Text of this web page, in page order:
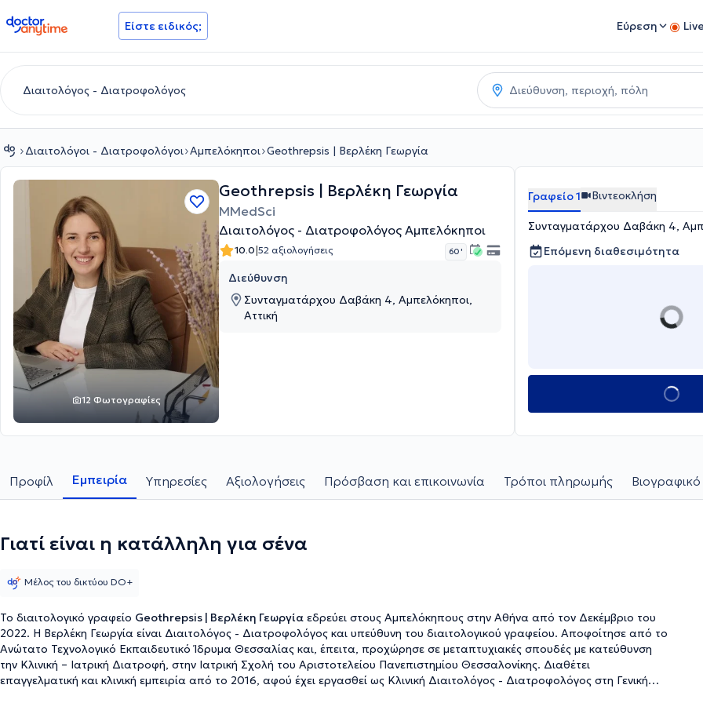
doctoranytime Είστε ειδικός; Εύρεση
Διαιτολόγοι - Διατροφολόγοι Αμπελόκηποι Geothrepsis | Βερλέκη Γεωργία
12 Φωτογραφίες
Geothrepsis | Βερλέκη Γεωργία
MMedSci
Διαιτολόγος - Διατροφολόγος Αμπελόκηποι
10.0|52 αξιολογήσεις 60 '
Διεύθυνση
Συνταγματάρχου Δαβάκη 4, Αμπελόκηποι,
Αττική
Γραφείο 1 Βιντεοκλήση
Συνταγματάρχου Δαβάκη 4,
Επόμενη διαθεσιμότητα
Προφίλ Εμπειρία Υπηρεσίες Αξιολογήσεις Πρόσβαση και επικοινωνία Τρόποι πληρωμής
Γιατί είναι η κατάλληλη για σένα
Το διαιτολογικό γραφείο Geothrepsis | Βερλέκη Γεωργία εδρεύει στους Αμπελόκηπους στην Αθήνα από τον Δεκέμβριο του
2022. Η Βερλέκη Γεωργία είναι Διαιτολόγος - Διατροφολόγος και υπεύθυνη του διαιτολογικού γραφείου. Αποφοίτησε από το
Ανώτατο Τεχνολογικό Εκπαιδευτικό Ίδρυμα Θεσσαλίας και, έπειτα, προχώρησε σε μεταπτυχιακές σπουδές με κατεύθυνση
την Κλινική – Ιατρική Διατροφή, στην Ιατρική Σχολή του Αριστοτελείου Πανεπιστημίου Θεσσαλονίκης. Διαθέτει
επαγγελματική και κλινική εμπειρία από το 2016, αφού έχει εργασθεί ως Κλινική Διαιτολόγος - Διατροφολόγος στη Γενική
Μέλος του δικτύου DO+